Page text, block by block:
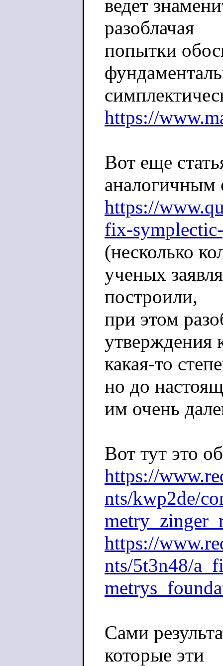
ведет
разоблачая
попытки
https://
Вот еще
аналогичным
https://
fix-
(несколько
ученых
построили,
при этом
утверждения
какая-то
но до
им очень
Вот тут это
https://
nts/kwp2de/
https://
nts/5t3n48/
Сами
которые эти